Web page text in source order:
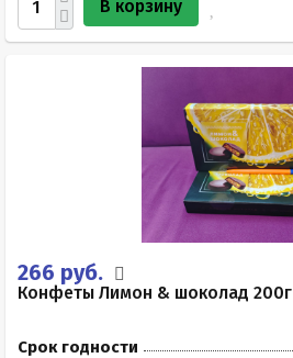
В корзину
266 руб.
Конфеты Лимон & шоколад 200г
Срок годности